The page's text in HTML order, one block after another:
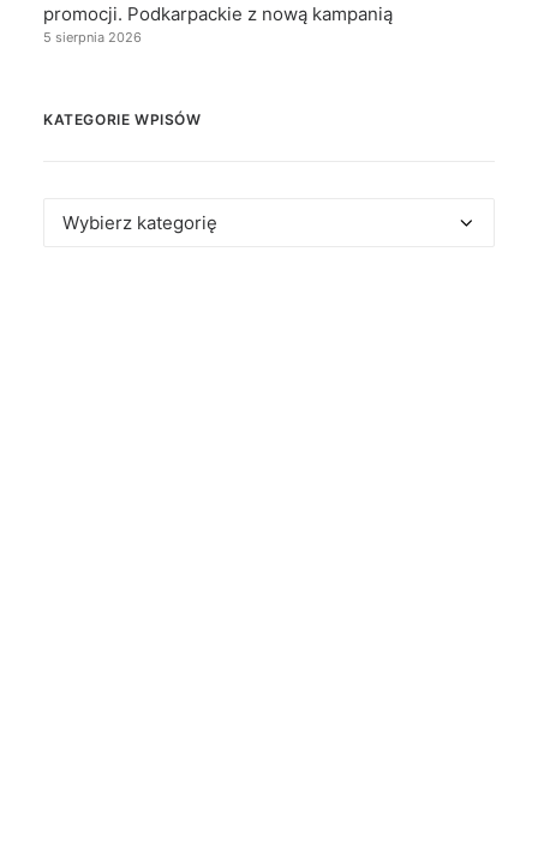
promocji. Podkarpackie z nową kampanią
5 sierpnia 2026
KATEGORIE WPISÓW
Kategorie